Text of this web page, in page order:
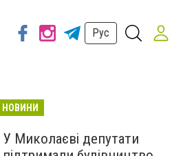
Рус
НОВИНИ
У Миколаєві депутати